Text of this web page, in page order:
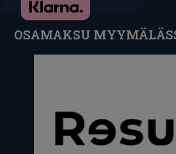
OSAMAKSU